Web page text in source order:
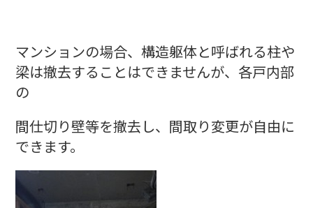
マンションの場合、構造躯体と呼ばれる柱や
梁は撤去することはできませんが、各戸内部
の
間仕切り壁等を撤去し、間取り変更が自由に
できます。